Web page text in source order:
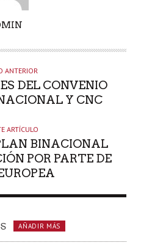
ANTERIOR
DEL CONVENIO
Y CNC
ARTÍCULO
BINACIONAL
POR PARTE DE
AÑADIR MÁS